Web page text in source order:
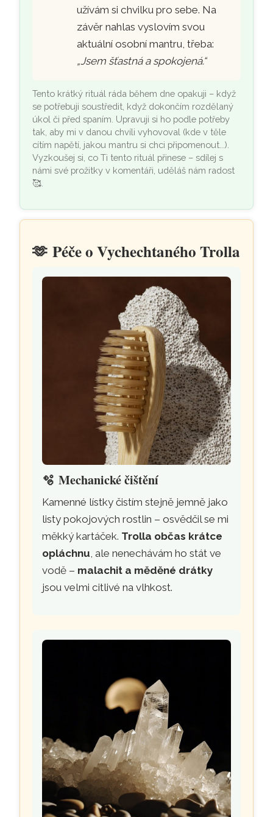
užívám si chvilku pro sebe. Na
závěr nahlas vyslovím svou
aktuální osobní mantru, třeba:
„Jsem šťastná a spokojená.“
Tento krátký rituál ráda během dne opakuji – když
se potřebuji soustředit, když dokončím rozdělaný
úkol či před spaním. Upravuji si ho podle potřeby
tak, aby mi v danou chvíli vyhovoval (kde v těle
cítím napětí, jakou mantru si chci připomenout...).
Vyzkoušej si, co Ti tento rituál přinese – sdílej s
námi své prožitky v komentáři, uděláš nám radost
🥰.
🫶Péče o Vychechtaného Trolla
🫧Mechanické čištění
Kamenné lístky čistím stejně jemně jako
listy pokojových rostlin – osvědčil se mi
měkký kartáček. Trolla občas krátce
opláchnu, ale nenechávám ho stát ve
vodě – malachit a měděné drátky
jsou velmi citlivé na vlhkost.